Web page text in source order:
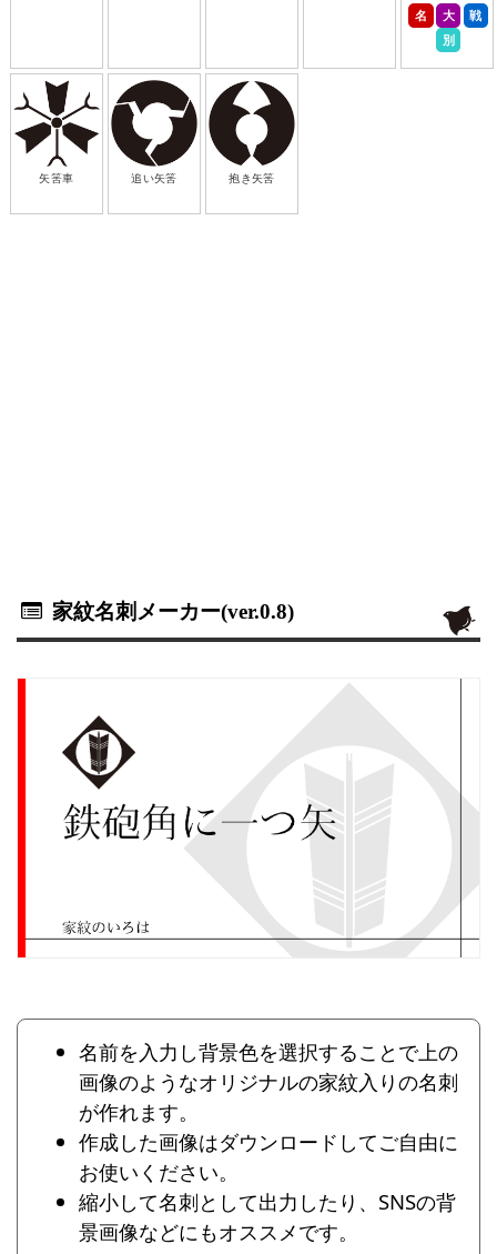
名 大
戦
別
矢筈車 追い矢筈 抱き矢筈
家紋名刺メーカー(ver.0.8)
名前を入力し背景色を選択することで上の
画像のようなオリジナルの家紋入りの名刺
が作れます。
作成した画像はダウンロードしてご自由に
お使いください。
縮小して名刺として出力したり、SNSの背
景画像などにもオススメです。